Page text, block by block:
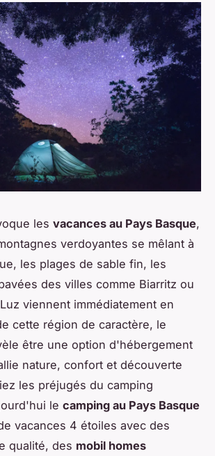
les vacances au Pays Basque,
verdoyantes se mêlant à
les plages de sable fin, les
des villes comme Biarritz ou
viennent immédiatement en
cette région de caractère, le
être une option d'hébergement
nature, confort et découverte
les préjugés du camping
le camping au Pays Basque
vacances 4 étoiles avec des
qualité, des mobil homes